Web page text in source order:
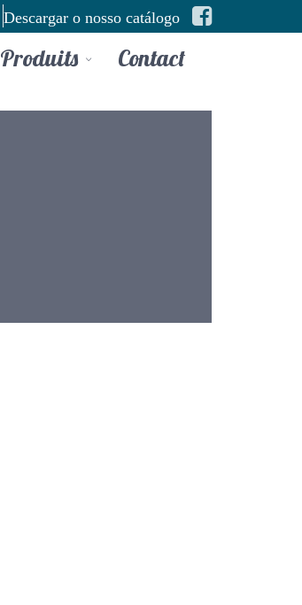
Descargar o nosso catálogo
Produits Contact